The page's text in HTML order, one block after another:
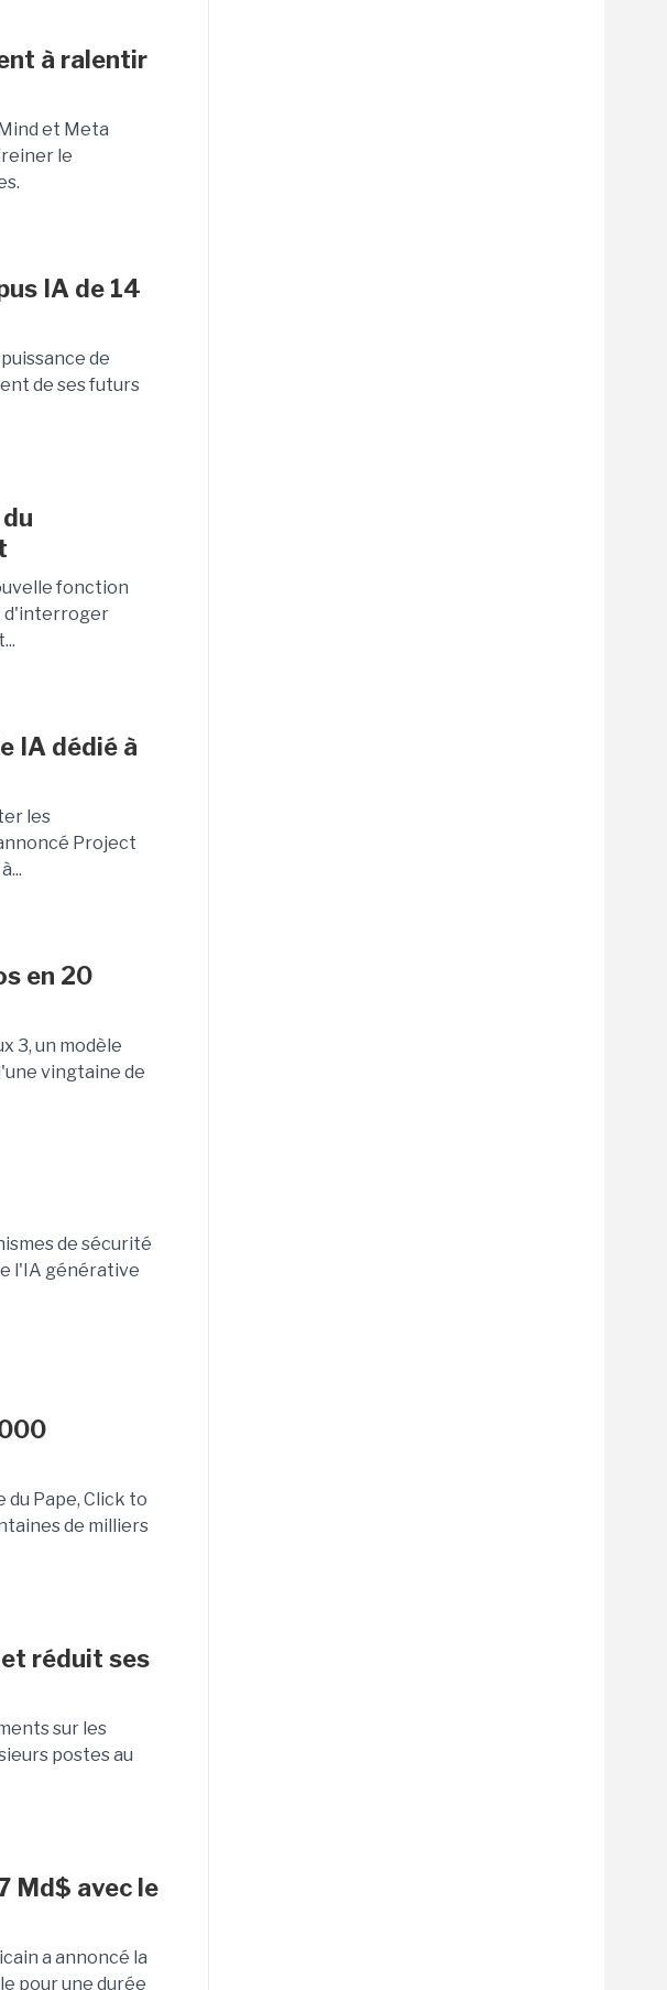
à ralentir
et Meta
le
IA de 14
de
de ses futurs
fonction
d'interroger
IA dédié à
les
Project
en 20
3, un modèle
vingtaine de
de sécurité
l'IA générative
Pape, Click to
de milliers
réduit ses
sur les
postes au
Md$ avec le
a annoncé la
pour une durée